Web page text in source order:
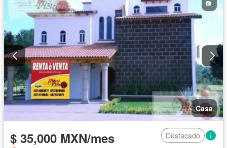
Televisión por cable
Terraza Vista panorámica
Zonas verdes
Completamente amueblado
Casa
$ 35,000 MXN/mes
Destacado